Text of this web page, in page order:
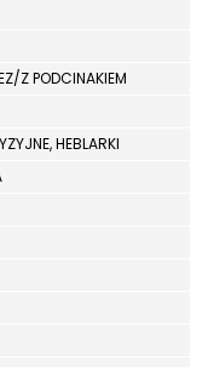
Z PODCINAKIEM
HEBLARKI